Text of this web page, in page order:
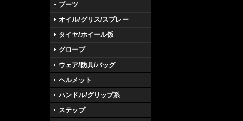
ブーツ
オイル/グリス/スプレー
タイヤ/ホイール係
グローブ
ウェア/防具/バッグ
ヘルメット
ハンドル/グリップ系
ステップ